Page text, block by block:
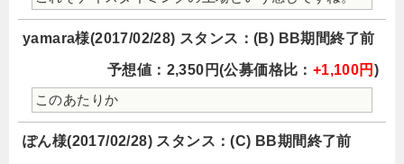
yamara様(2017/02/28) スタンス：(B) BB期間終了前
予想値：2,350円(公募価格比： +1,100円 )
このあたりか
ぽん様(2017/02/28) スタンス：(C) BB期間終了前